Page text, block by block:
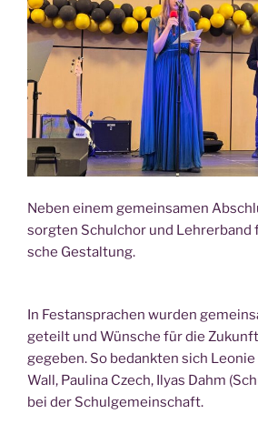
Neben einem gemein­sa­men
sorg­ten Schul­chor und
sche Gestaltung.
In Fest­an­spra­chen wur­den
geteilt und Wün­sche für die
gege­ben. So bedank­ten sich Leo­nie
Wall, Pau­li­na Czech, Ily­as Dahm
bei der Schulgemeinschaft.